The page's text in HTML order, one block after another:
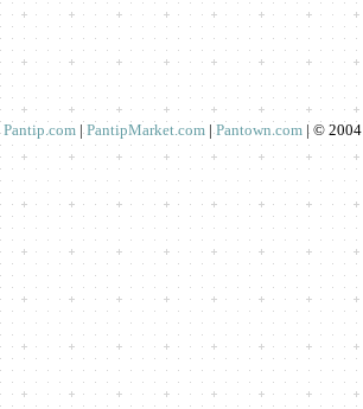
Pantip.com |PantipMarket.com |Pantown.com | © 2004